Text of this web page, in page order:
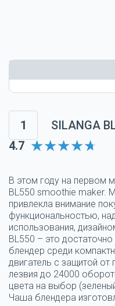
1
SILANGA
4.7
В этом году на первом
BL550 smoothie maker.
привлекла внимание
функциональностью,
использования,
BL550 – это
блендер среди
двигатель с защитой от
лезвия до 24000
цвета на выбор
Чаша блендера